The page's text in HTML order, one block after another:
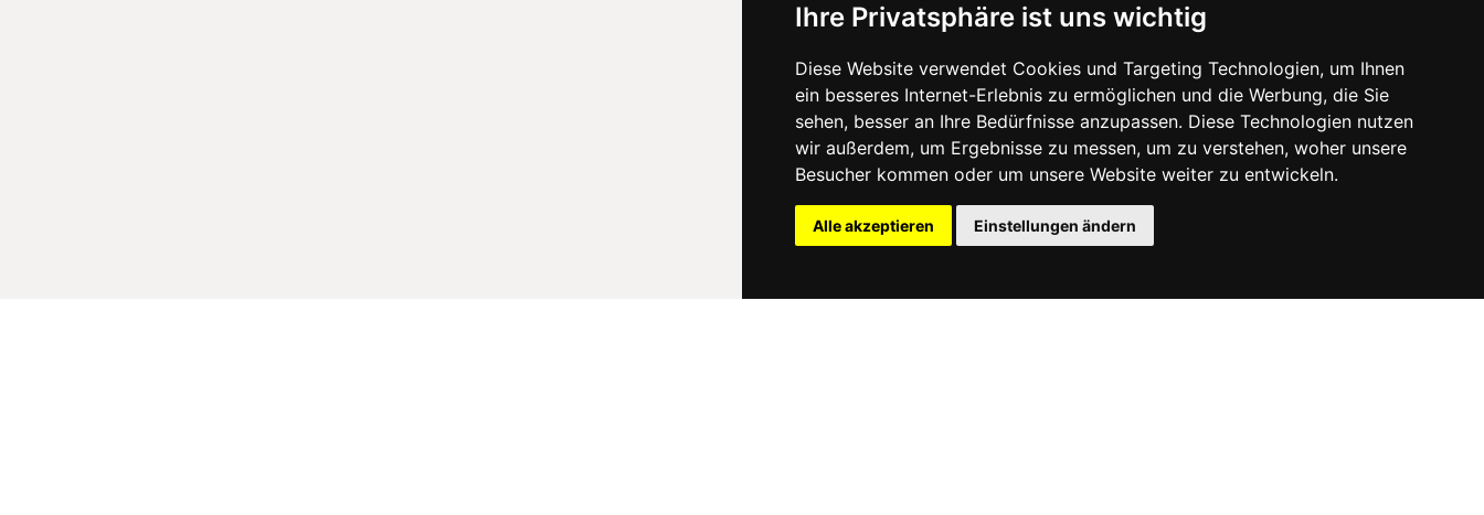
Ihre Privatsphäre ist uns wichtig
Diese Website verwendet Cookies und Targeting Technologien, um Ihnen
ein besseres Internet-Erlebnis zu ermöglichen und die Werbung, die Sie
sehen, besser an Ihre Bedürfnisse anzupassen. Diese Technologien nutzen
wir außerdem, um Ergebnisse zu messen, um zu verstehen, woher unsere
Besucher kommen oder um unsere Website weiter zu entwickeln.
Alle akzeptieren Einstellungen ändern